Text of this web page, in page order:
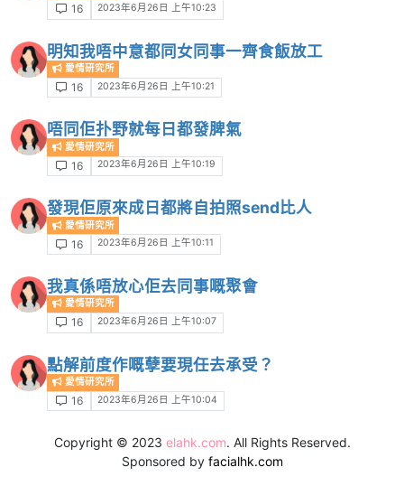
16 2023年6月26日 上午10:23
明知我唔中意都同女同事一齊食飯放工
愛情研究所
16 2023年6月26日 上午10:21
唔同佢扑野就每日都發脾氣
愛情研究所
16 2023年6月26日 上午10:19
發現佢原來成日都將自拍照send比人
愛情研究所
16 2023年6月26日 上午10:11
我真係唔放心佢去同事嘅聚會
愛情研究所
16 2023年6月26日 上午10:07
點解前度作嘅孽要現任去承受？
愛情研究所
16 2023年6月26日 上午10:04
Copyright © 2023 elahk.com. All Rights Reserved.
Sponsored by facialhk.com